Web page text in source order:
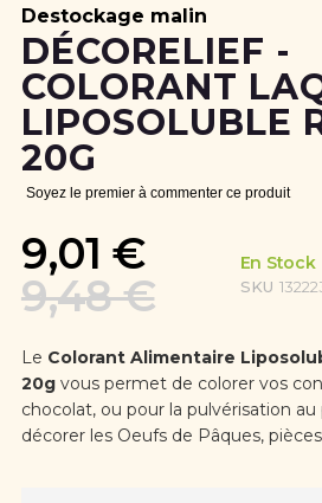
beginning
of
the
images
gallery
Destockage malin
DÉCORELIEF -
COLORANT
LIPOSOLUBLE
20G
Soyez le premier à commenter ce produit
9,01 €
9,48 €
En Stock
SKU
Le Colorant Alimentaire
20gvous permet de colorer vos
chocolat, ou pour la pulvérisation
décorer les Oeufs de Pâques,